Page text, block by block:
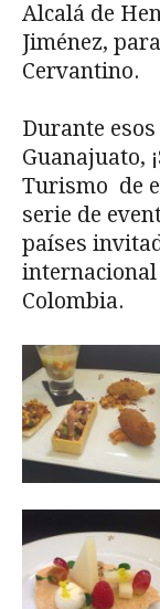
Alcalá de
Jiménez,
Cervantino.
Durante
Guanajuato,
Turismo de
serie de
países
internacional
Colombia.